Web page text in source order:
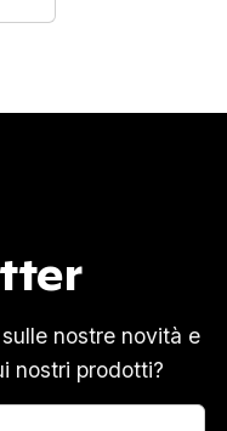
nostre novità e
nostri prodotti?